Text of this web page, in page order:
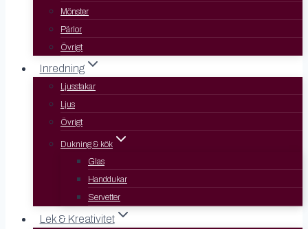
Mönster
Pärlor
Övrigt
Inredning
Ljusstakar
Ljus
Övrigt
Dukning & kök
Glas
Handdukar
Servetter
Lek & Kreativitet